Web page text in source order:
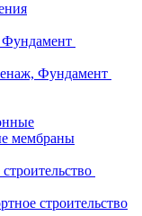
Фундамент
Фундамент
мембраны
строительство